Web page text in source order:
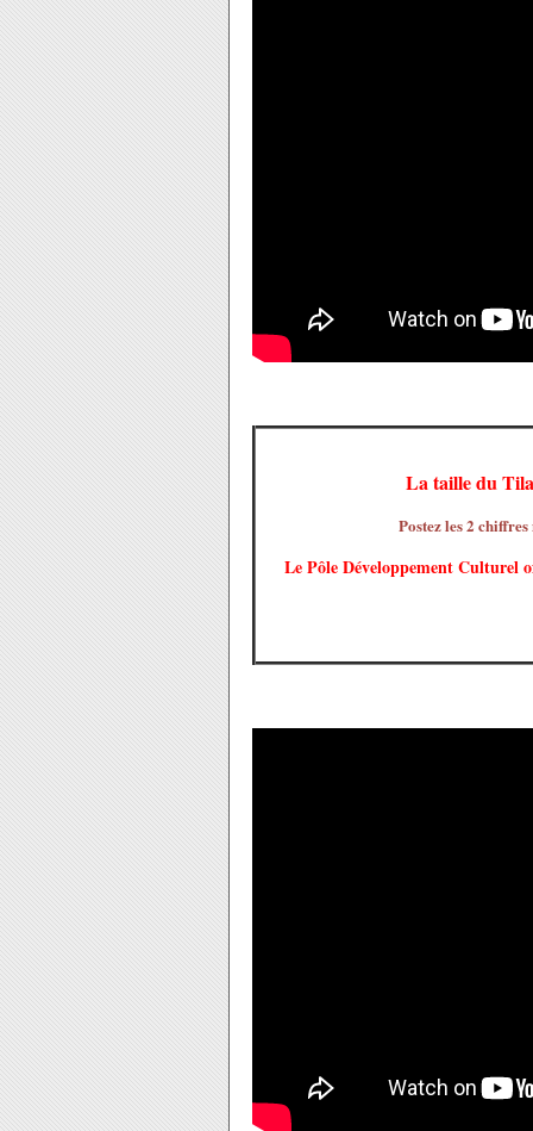
La taille du
Postez les 2
Le Pôle Développement Culturel